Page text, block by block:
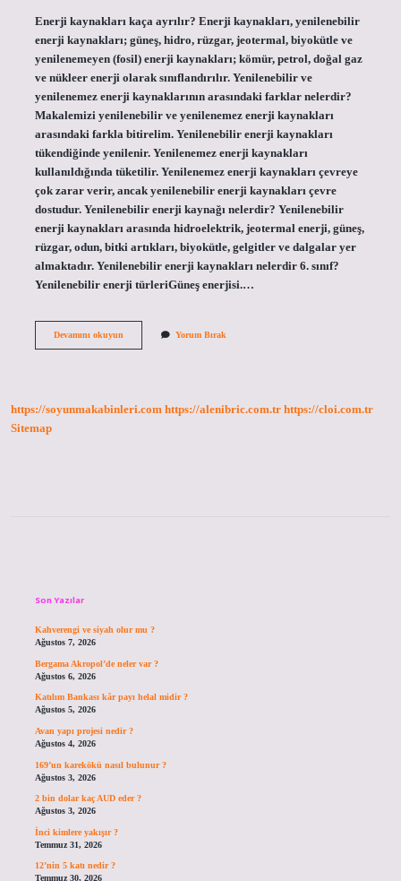
Enerji kaynakları kaça ayrılır? Enerji kaynakları, yenilenebilir
enerji kaynakları; güneş, hidro, rüzgar, jeotermal, biyokütle ve
yenilenemeyen (fosil) enerji kaynakları; kömür, petrol, doğal gaz
ve nükleer enerji olarak sınıflandırılır. Yenilenebilir ve
yenilenemez enerji kaynaklarının arasındaki farklar nelerdir?
Makalemizi yenilenebilir ve yenilenemez enerji kaynakları
arasındaki farkla bitirelim. Yenilenebilir enerji kaynakları
tükendiğinde yenilenir. Yenilenemez enerji kaynakları
kullanıldığında tüketilir. Yenilenemez enerji kaynakları çevreye
çok zarar verir, ancak yenilenebilir enerji kaynakları çevre
dostudur. Yenilenebilir enerji kaynağı nelerdir? Yenilenebilir
enerji kaynakları arasında hidroelektrik, jeotermal enerji, güneş,
rüzgar, odun, bitki artıkları, biyokütle, gelgitler ve dalgalar yer
almaktadır. Yenilenebilir enerji kaynakları nelerdir 6. sınıf?
Yenilenebilir enerji türleriGüneş enerjisi.…
Devamını okuyun6
Kaynakları
Yorum Bırak
https://soyunmakabinleri.com https://alenibric.com.tr https://cloi.com.tr
Sitemap
Son Yazılar
Kahverengi ve siyah olur mu ?
Ağustos 7, 2026
Bergama Akropol’de neler var ?
Ağustos 6, 2026
Katılım Bankası kâr payı helal midir ?
Ağustos 5, 2026
Avan yapı projesi nedir ?
Ağustos 4, 2026
169’un karekökü nasıl bulunur ?
Ağustos 3, 2026
2 bin dolar kaç AUD eder ?
Ağustos 3, 2026
İnci kimlere yakışır ?
Temmuz 31, 2026
12’nin 5 katı nedir ?
Temmuz 30, 2026